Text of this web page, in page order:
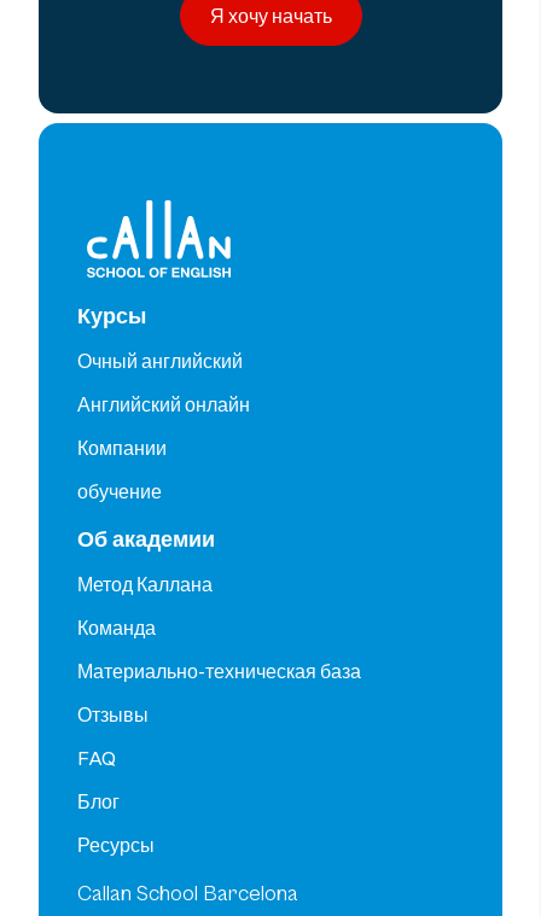
Я хочу начать
Курсы
Очный английский
Английский онлайн
Компании
обучение
Об академии
Метод Каллана
Команда
Материально-техническая база
Отзывы
FAQ
Блог
Ресурсы
Callan School Barcelona